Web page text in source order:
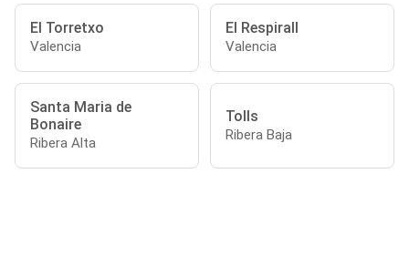
El Torretxo
Valencia
El Respirall
Valencia
Santa Maria de
Bonaire
Ribera Alta
Tolls
Ribera Baja